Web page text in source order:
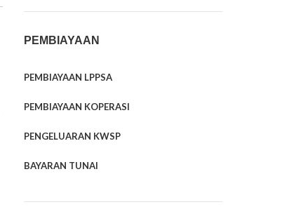
PEMBIAYAAN
PEMBIAYAAN LPPSA
PEMBIAYAAN KOPERASI
PENGELUARAN KWSP
BAYARAN TUNAI